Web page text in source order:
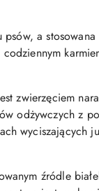
a
zwierzęciem
odżywczych z
wyciszających
źródle